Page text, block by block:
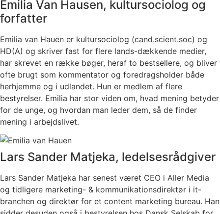
Emilia Van Hausen, kultursociolog og
forfatter
Emilia van Hauen er kultursociolog (cand.scient.soc) og
HD(A) og skriver fast for flere lands-dækkende medier,
har skrevet en række bøger, heraf to bestsellere, og bliver
ofte brugt som kommentator og foredragsholder både
herhjemme og i udlandet. Hun er medlem af flere
bestyrelser. Emilia har stor viden om, hvad mening betyder
for de unge, og hvordan man leder dem, så de finder
mening i arbejdslivet.
Lars Sander Matjeka, ledelsesrådgiver
Lars Sander Matjeka har senest været CEO i Aller Media
og tidligere marketing- & kommunikationsdirektør i it-
branchen og direktør for et content marketing bureau. Han